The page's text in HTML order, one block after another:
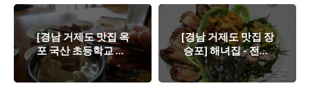
[경남 거제도 맛집 옥
포 국산 초등학교 옆]
동원갈비 - 갈비탕
[경남 거제도 맛집 장
승포] 해녀집 - 전복,
해삼, 멍게, 소라, 돌멍
게, 성게알, 석화